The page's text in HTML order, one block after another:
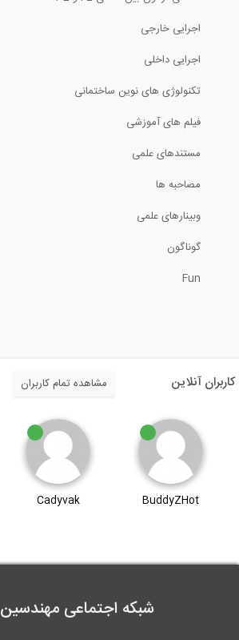
اجرایی خارجی
اجرایی داخلی
تکنولوژی های نوین ساختمانی
فیلم های آموزشی
مستندهای علمی
مصاحبه ها
وبینارهای علمی
گوناگون
Fun
کاربران آنلاین مشاهده تمام کاربران
BuddyZHot
Cadyvak
شبکه اجتماعی مهندسین 808